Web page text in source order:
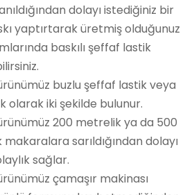
dolayı istediğiniz bir
yaptırtarak üretmiş olduğunuz
baskılı şeffaf lastik
buzlu şeffaf lastik veya
olarak iki şekilde bulunur.
200 metrelik ya da 500
sarıldığından dolayı
sağlar.
çamaşır makinası